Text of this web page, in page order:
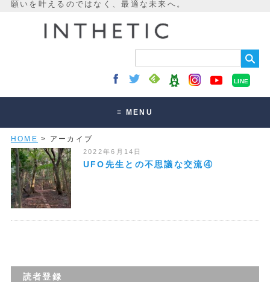
LINE
≡ MENU
講座・セッション
HOME > アーカイブ
2022年6月14日
UFO先生との不思議な交流④
読者登録